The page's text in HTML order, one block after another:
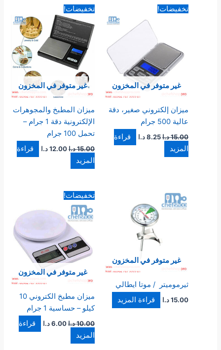
تخفيضات!
غير متوفر في المخزون
ميزان إلكتروني صغير، دقة
عالية 500 جرام
15.00د.ا
السعر
الأصلي
15.00 د.ا.
8.25 د.ا
هو:
8.25 د.ا.
قراءة
المزيد
تخفيضات!
غير متوفر في المخزون
ميزان المطبخ والمجوهرات
الإلكترونية دقة 1 جرام –
تحمل 100 جرام
15.00د.ا
السعر
الأصلي
هو:
15.00 د.ا.
12.00د.ا
هو:
12.00 د.ا.
قراءة
المزيد
غير متوفر في المخزون
ثيرموميتر / موتا ايطالي
15.00 د.ا قراءة المزيد
تخفيضات!
غير متوفر في المخزون
ميزان مطبخ الكتروني 10
كيلو – حساسية 1 جرام
10.00د.ا
السعر
الأصلي
10.00 د.ا.
6.00د.ا
هو:
قراءة
المزيد